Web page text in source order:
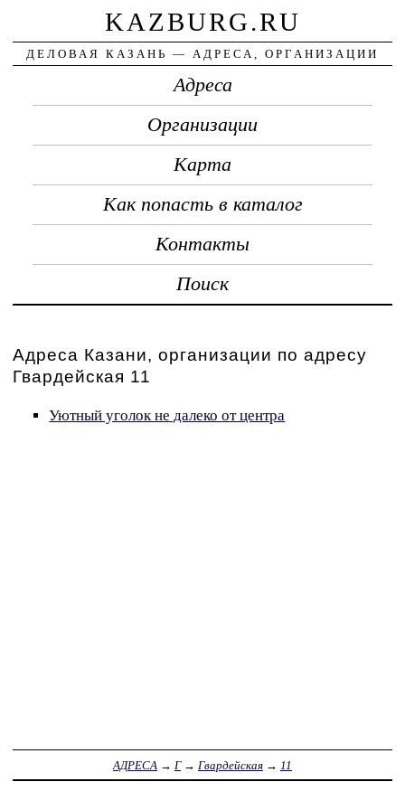
KAZBURG.RU
ДЕЛОВАЯ КАЗАНЬ — АДРЕСА, ОРГАНИЗАЦИИ
Адреса
Организации
Карта
Как попасть в каталог
Контакты
Поиск
Адреса Казани, организации по адресу
Гвардейская 11
Уютный уголок не далеко от центра
АДРЕСА → Г→ Гвардейская → 11